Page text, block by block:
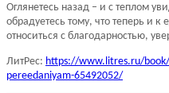
Оглянетесь назад – и с теплом
обрадуетесь тому, что теперь и к
относиться с благодарностью,
ЛитРес: https://www.litres.ru/
pereedaniyam-65492052/